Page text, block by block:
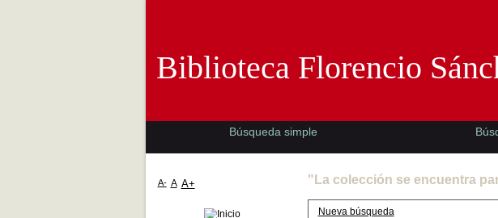
"La colección se encuentra
Nueva búsqueda
Biblioteca Florencio
Búsqueda simple
A- A A+